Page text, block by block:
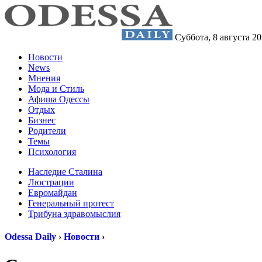
Суббота, 8 августа
Новости
News
Мнения
Мода и Стиль
Афиша Одессы
Отдых
Бизнес
Родители
Темы
Психология
Наследие Сталина
Люстрации
Евромайдан
Генеральный протест
Трибуна здравомыслия
Odessa Daily › Новости ›